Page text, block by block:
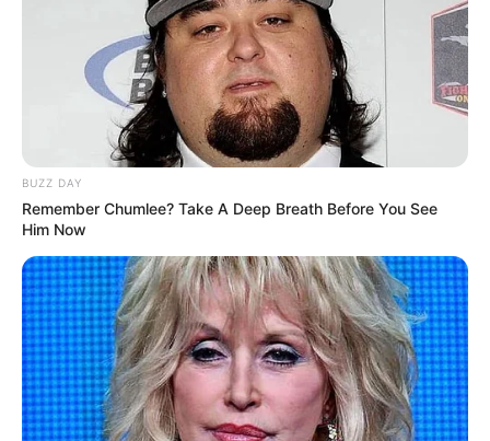
BUZZ DAY
Remember Chumlee? Take A Deep Breath Before You See
Him Now